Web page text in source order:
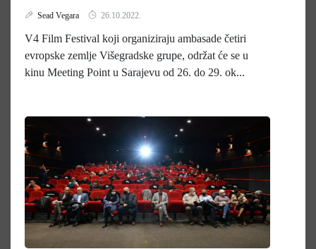
Sead Vegara 26.10.2022.
V4 Film Festival koji organiziraju ambasade četiri
evropske zemlje Višegradske grupe, održat će se u
kinu Meeting Point u Sarajevu od 26. do 29. ok...